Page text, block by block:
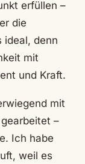
erfüllen –
die
ideal, denn
mit
und Kraft.
mit
–
Ich habe
weil es